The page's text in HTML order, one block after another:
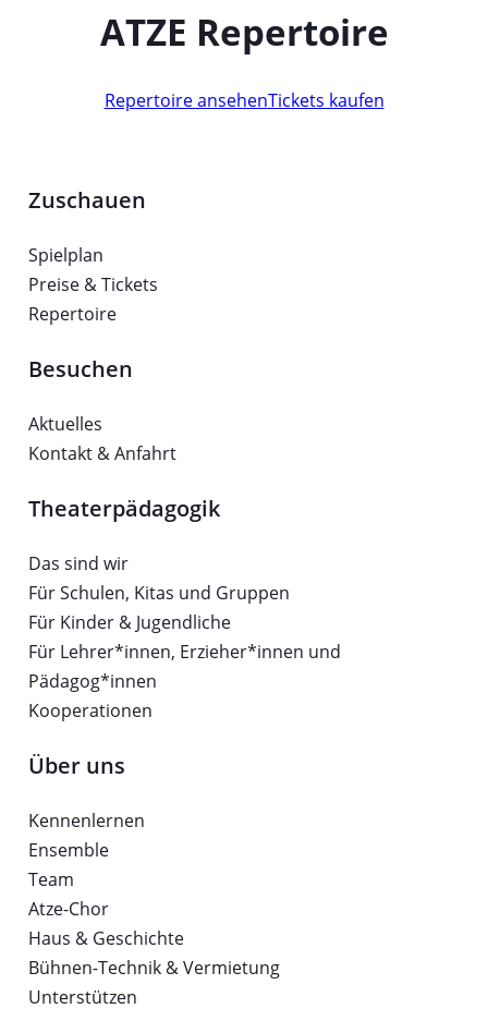
ATZE Repertoire
Repertoire ansehenTickets kaufen
Zuschauen
Spielplan
Preise & Tickets
Repertoire
Besuchen
Aktuelles
Kontakt & Anfahrt
Theaterpädagogik
Das sind wir
Für Schulen, Kitas und Gruppen
Für Kinder & Jugendliche
Für Lehrer*innen, Erzieher*innen und
Pädagog*innen
Kooperationen
Über uns
Kennenlernen
Ensemble
Team
Atze-Chor
Haus & Geschichte
Bühnen-Technik & Vermietung
Unterstützen